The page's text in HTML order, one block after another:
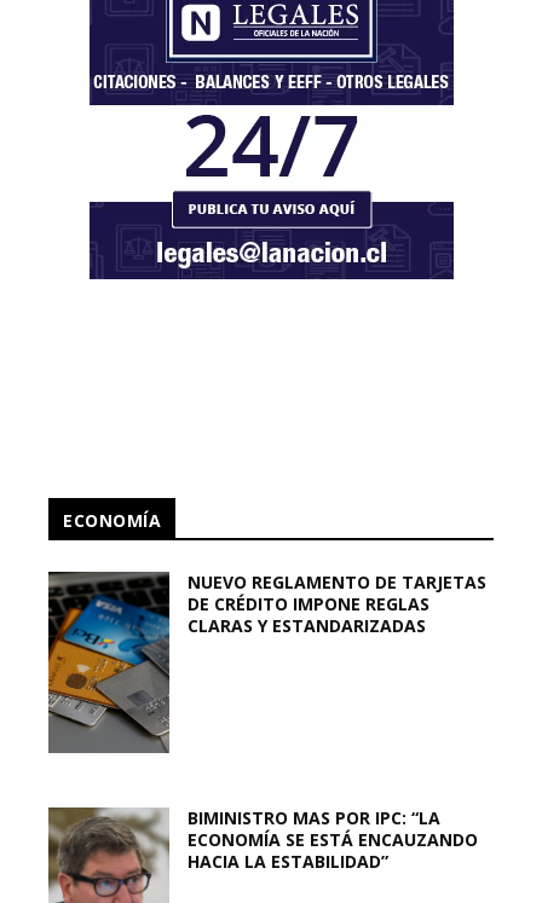
ECONOMÍA
NUEVO REGLAMENTO DE TARJETAS
DE CRÉDITO IMPONE REGLAS
CLARAS Y ESTANDARIZADAS
BIMINISTRO MAS POR IPC: “LA
ECONOMÍA SE ESTÁ ENCAUZANDO
HACIA LA ESTABILIDAD”